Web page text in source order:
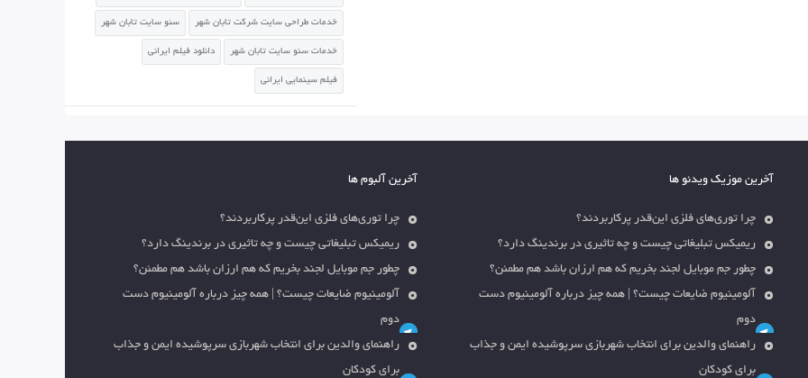
خدمات طراحی سایت شرکت تابان شهر سئو سایت تابان شهر
خدمات سئو سایت تابان شهر دانلود فیلم ایرانی
فیلم سینمایی ایرانی
آخرین موزیک ویدئو ها
چرا توری‌های فلزی این‌قدر پرکاربردند؟
ریمیکس تبلیغاتی چیست و چه تاثیری در برندینگ دارد؟
چطور جم موبایل لجند بخریم که هم ارزان باشد هم مطمئن؟
آلومینیوم ضایعات چیست؟ | همه چیز درباره آلومینیوم دست
دوم
راهنمای والدین برای انتخاب شهربازی سرپوشیده ایمن و جذاب
برای کودکان
آخرین آلبوم ها
چرا توری‌های فلزی این‌قدر پرکاربردند؟
ریمیکس تبلیغاتی چیست و چه تاثیری در برندینگ دارد؟
چطور جم موبایل لجند بخریم که هم ارزان باشد هم مطمئن؟
آلومینیوم ضایعات چیست؟ | همه چیز درباره آلومینیوم دست
دوم
راهنمای والدین برای انتخاب شهربازی سرپوشیده ایمن و جذاب
برای کودکان